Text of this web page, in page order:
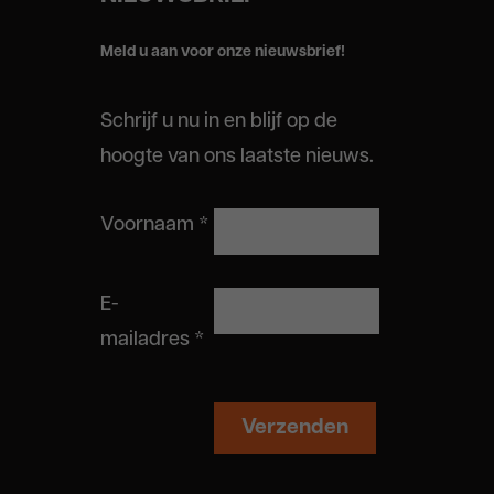
Meld u aan voor onze nieuwsbrief!
Schrijf u nu in en blijf op de
hoogte van ons laatste nieuws.
Voornaam *
E-
mailadres *